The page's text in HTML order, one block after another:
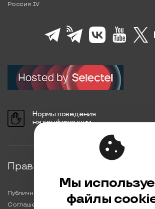
Россия IV
Нормы поведения
на конференции
Правовая информация
Публичная оферта
Соглашение на обработку персональных
Мы
файлы